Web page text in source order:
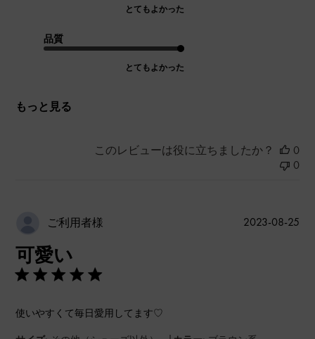
とてもよかった
品質
とてもよかった
もっと見る
このレビューは役に立ちましたか？
0
0
ご利用者様
可愛い
使いやすくて毎日愛用してます♡
公
2023-08-25